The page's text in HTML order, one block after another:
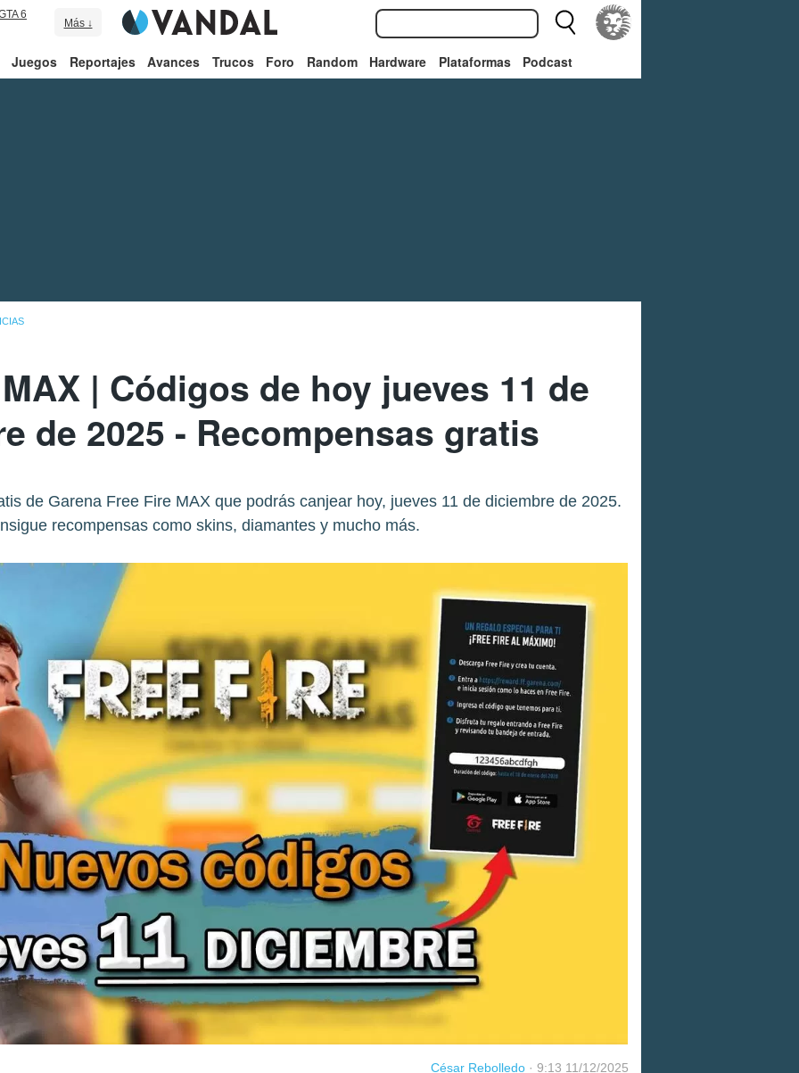
6
Más ↓
Juegos Reportajes Avances Trucos Foro Random Hardware Plataformas Podcast
| Códigos de hoy jueves 11 de
de 2025 - Recompensas gratis
de Garena Free Fire MAX que podrás canjear hoy, jueves 11 de diciembre de 2025.
recompensas como skins, diamantes y mucho más.
César Rebolledo · 9:13 11/12/2025